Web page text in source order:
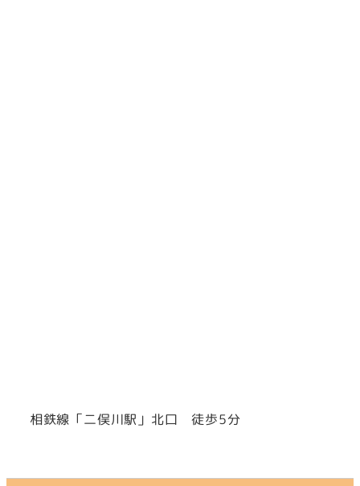
相鉄線「二俣川駅」北口 徒歩5分